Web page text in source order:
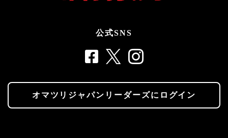
公式SNS
オマツリジャパンリーダーズにログイン